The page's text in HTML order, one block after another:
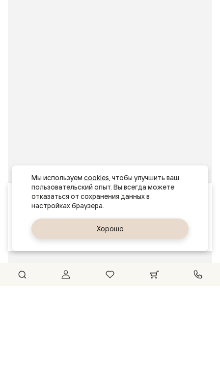
Ваш город
Самара
Мы используем cookies, чтобы улучшить ваш
пользовательский опыт. Вы всегда можете
отказаться от сохранения данных в
Хорошо